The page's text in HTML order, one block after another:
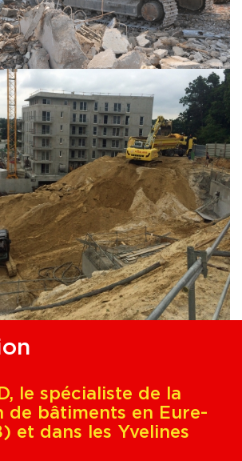
le spécialiste de la
de bâtiments en Eure-
et dans les Yvelines